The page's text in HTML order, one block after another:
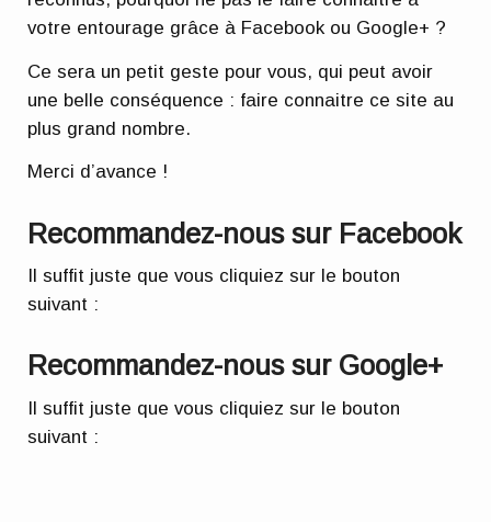
votre entourage grâce à Facebook ou Google+ ?
Ce sera un petit geste pour vous, qui peut avoir
une belle conséquence : faire connaitre ce site au
plus grand nombre.
Merci d’avance !
Recommandez-nous sur Facebook
Il suffit juste que vous cliquiez sur le bouton
suivant :
Recommandez-nous sur Google+
Il suffit juste que vous cliquiez sur le bouton
suivant :